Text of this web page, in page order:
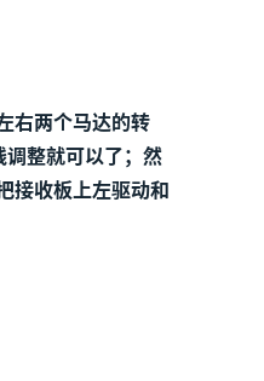
右两个马达的转
整就可以了；然
接收板上左驱动和